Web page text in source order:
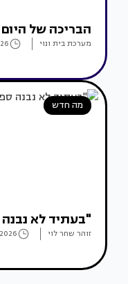
הבריכה של
מערכת בית ונוי
מה חדש
"בעתיד לא נבנה
זוהר שחר לוי